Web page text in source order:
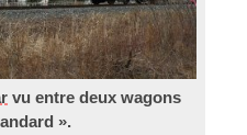
vu entre deux wagons
».